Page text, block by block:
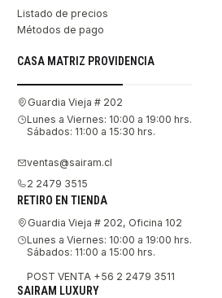
Listado de precios
Métodos de pago
CASA MATRIZ PROVIDENCIA
Guardia Vieja # 202
Lunes a Viernes: 10:00 a 19:00 hrs.
Sábados: 11:00 a 15:30 hrs.
ventas@sairam.cl
2 2479 3515
RETIRO EN TIENDA
Guardia Vieja # 202, Oficina 102
Lunes a Viernes: 10:00 a 19:00 hrs.
Sábados: 11:00 a 15:00 hrs.
POST VENTA +56 2 2479 3511
SAIRAM LUXURY